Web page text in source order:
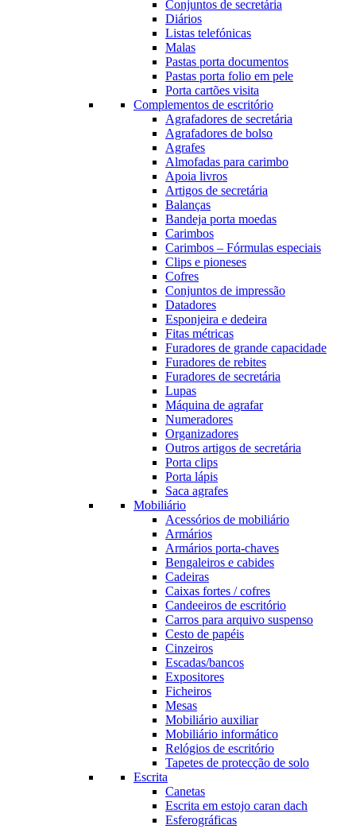
Conjuntos de secretária
Diários
Listas telefónicas
Malas
Pastas porta documentos
Pastas porta folio em pele
Porta cartões visita
Complementos de escritório
Agrafadores de secretária
Agrafadores de bolso
Agrafes
Almofadas para carimbo
Apoia livros
Artigos de secretária
Balanças
Bandeja porta moedas
Carimbos
Carimbos – Fórmulas especiais
Clips e pioneses
Cofres
Conjuntos de impressão
Datadores
Esponjeira e dedeira
Fitas métricas
Furadores de grande capacidade
Furadores de rebites
Furadores de secretária
Lupas
Máquina de agrafar
Numeradores
Organizadores
Outros artigos de secretária
Porta clips
Porta lápis
Saca agrafes
Mobiliário
Acessórios de mobiliário
Armários
Armários porta-chaves
Bengaleiros e cabides
Cadeiras
Caixas fortes / cofres
Candeeiros de escritório
Carros para arquivo suspenso
Cesto de papéis
Cinzeiros
Escadas/bancos
Expositores
Ficheiros
Mesas
Mobiliário auxiliar
Mobiliário informático
Relógios de escritório
Tapetes de protecção de solo
Escrita
Canetas
Escrita em estojo caran dach
Esferográficas